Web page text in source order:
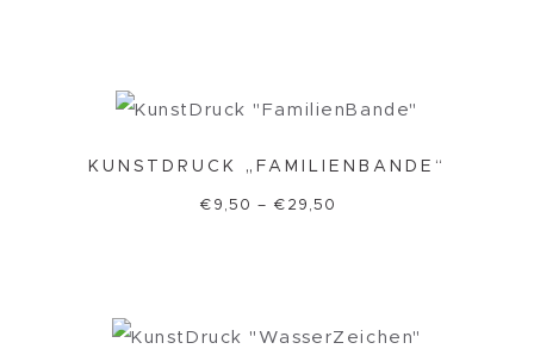
KUNSTDRUCK „FAMILIENBANDE“
€ 9,50 – € 29,50